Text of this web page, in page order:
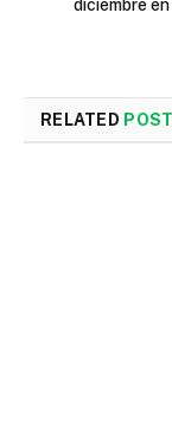
diciembre
RELATED